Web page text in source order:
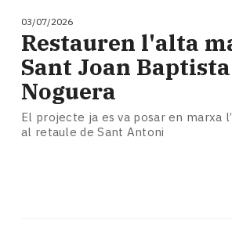
03/07/2026
​Restauren l'alta
Sant Joan
Noguera
El projecte ja es va posar en marxa
al retaule de Sant Antoni